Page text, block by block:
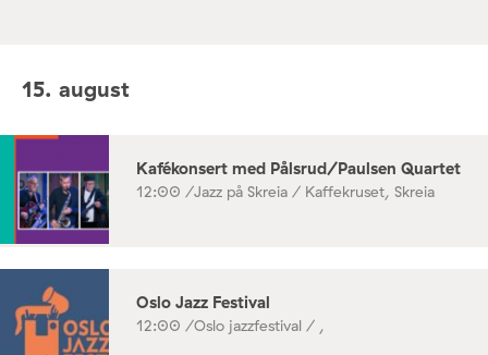
15. august
Kafékonsert med Pålsrud/Paulsen Quartet
12:00 /Jazz på Skreia / Kaffekruset, Skreia
Oslo Jazz Festival
12:00 /Oslo jazzfestival / ,